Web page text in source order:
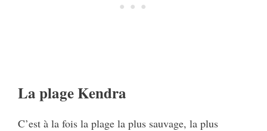
La plage Kendra
C’est à la fois la plage la plus sauvage, la plus